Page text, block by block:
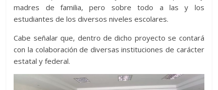
madres de familia, pero sobre todo a las y los
estudiantes de los diversos niveles escolares.
Cabe señalar que, dentro de dicho proyecto se contará
con la colaboración de diversas instituciones de carácter
estatal y federal.